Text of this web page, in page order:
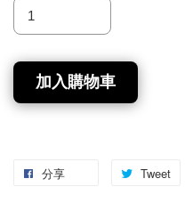
加入購物車
分享 Tweet